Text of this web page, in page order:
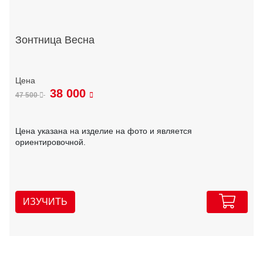
Зонтница Весна
47 500 38 000
Цена указана на изделие на фото и является
ориентировочной.
ИЗУЧИТЬ